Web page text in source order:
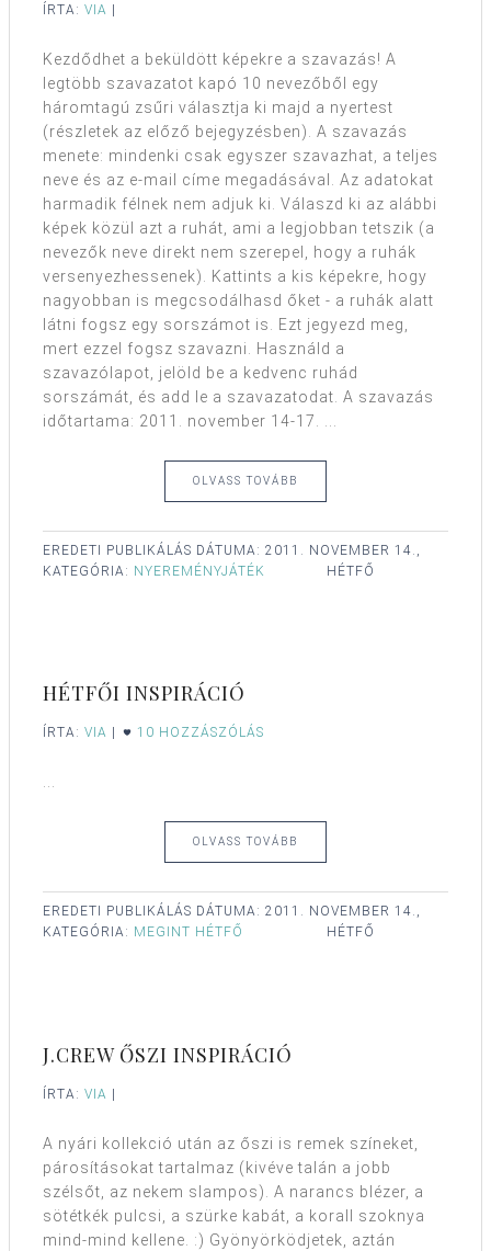
ÍRTA: VIA
Kezdődhet a beküldött képekre a szavazás! A
legtöbb szavazatot kapó 10 nevezőből egy
háromtagú zsűri választja ki majd a nyertest
(részletek az előző bejegyzésben). A szavazás
menete: mindenki csak egyszer szavazhat, a teljes
neve és az e-mail címe megadásával. Az adatokat
harmadik félnek nem adjuk ki. Válaszd ki az alábbi
képek közül azt a ruhát, ami a legjobban tetszik (a
nevezők neve direkt nem szerepel, hogy a ruhák
versenyezhessenek). Kattints a kis képekre, hogy
nagyobban is megcsodálhasd őket - a ruhák alatt
látni fogsz egy sorszámot is. Ezt jegyezd meg,
mert ezzel fogsz szavazni. Használd a
szavazólapot, jelöld be a kedvenc ruhád
sorszámát, és add le a szavazatodat. A szavazás
időtartama: 2011. november 14-17. ...
OLVASS TOVÁBB
EREDETI PUBLIKÁLÁS DÁTUMA: 2011. NOVEMBER 14.,
HÉTFŐ
KATEGÓRIA: NYEREMÉNYJÁTÉK
HÉTFŐI INSPIRÁCIÓ
ÍRTA: VIA 10 HOZZÁSZÓLÁS
...
OLVASS TOVÁBB
EREDETI PUBLIKÁLÁS DÁTUMA: 2011. NOVEMBER 14.,
HÉTFŐ
KATEGÓRIA: MEGINT HÉTFŐ
J.CREW ŐSZI INSPIRÁCIÓ
ÍRTA: VIA |
A nyári kollekció után az őszi is remek színeket,
párosításokat tartalmaz (kivéve talán a jobb
szélsőt, az nekem slampos). A narancs blézer, a
sötétkék pulcsi, a szürke kabát, a korall szoknya
mind-mind kellene. :) Gyönyörködjetek, aztán